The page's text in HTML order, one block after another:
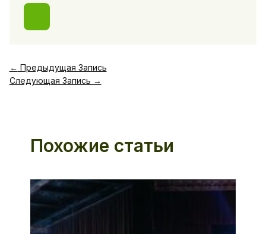
← Предыдущая Запись
Следующая Запись →
Похожие статьи